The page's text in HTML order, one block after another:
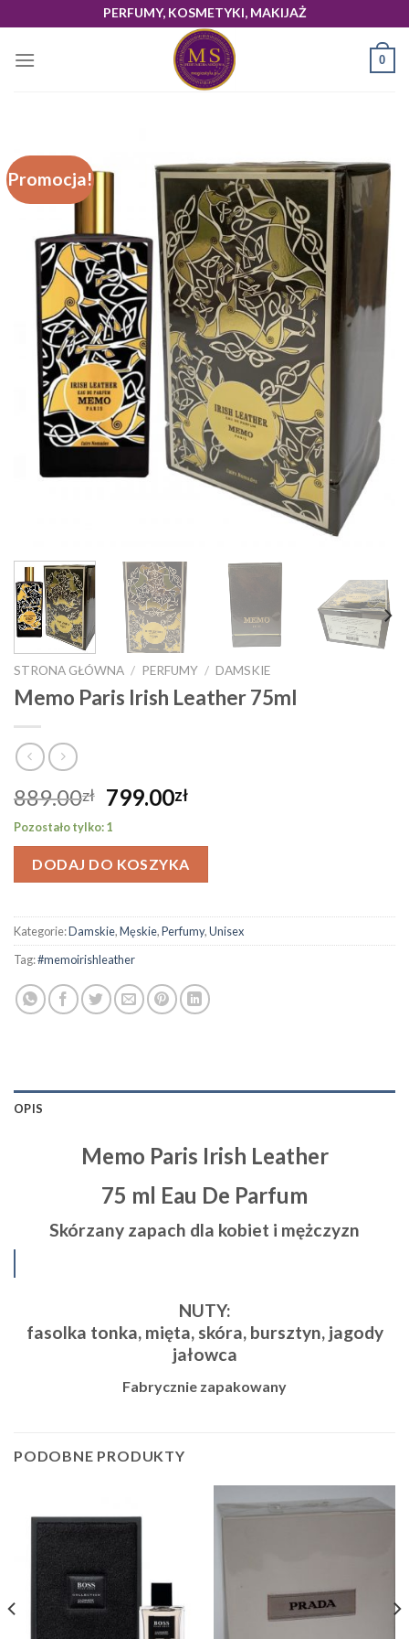
to
content
PERFUMY, KOSMETYKI, MAKIJAŻ
0
Promocja!
STRONA GŁÓWNA / PERFUMY / DAMSKIE
Memo Paris Irish Leather 75ml
889.00zł Pierwotna
cena
wynosiła:
889.00zł.
799.00złAktualna
wynosi:
799.00zł.
Pozostało tylko: 1
DODAJ DO KOSZYKA
Kategorie:Damskie,Męskie,Perfumy,Unisex
Tag:#memoirishleather
OPIS
Memo Paris Irish Leather
75 ml Eau De Parfum
Skórzany zapach dla kobiet i mężczyzn
NUTY:
fasolka tonka, mięta, skóra, bursztyn, jagody
jałowca
Fabrycznie zapakowany
PODOBNE PRODUKTY